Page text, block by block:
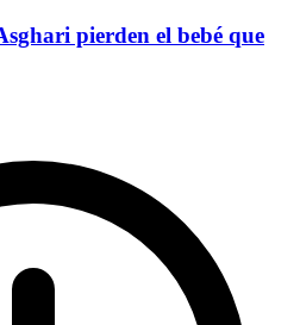
pierden el bebé que